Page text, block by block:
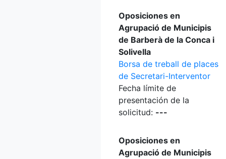
Oposiciones en
Agrupació de Municipis
de Barberà de la Conca i
Solivella
Borsa de treball de places
de Secretari-Interventor
Fecha límite de
presentación de la
solicitud: ---
Oposiciones en
Agrupació de Municipis